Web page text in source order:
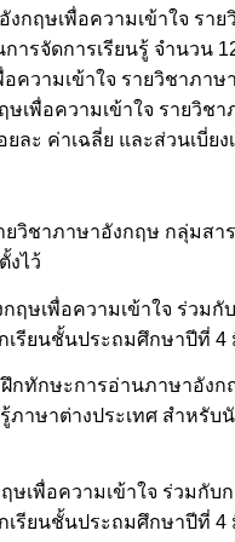
กฤษเพื่อความเข้าใจ รา
รจัดการเรียนรู้ จำนวน
ความเข้าใจ รายวิชาภ
เพื่อความเข้าใจ รายวิช
ละ ค่าเฉลี่ย และส่วนเบี่
วิชาภาษาอังกฤษ กลุ่มส
งไว้
ษเพื่อความเข้าใจ ร่วมกั
รียนชั้นประถมศึกษาปีที่ 4
กทักษะการอ่านภาษาอัง
าษาต่างประเทศ สำหรั
เพื่อความเข้าใจ ร่วมกั
เรียนชั้นประถมศึกษาปีที่